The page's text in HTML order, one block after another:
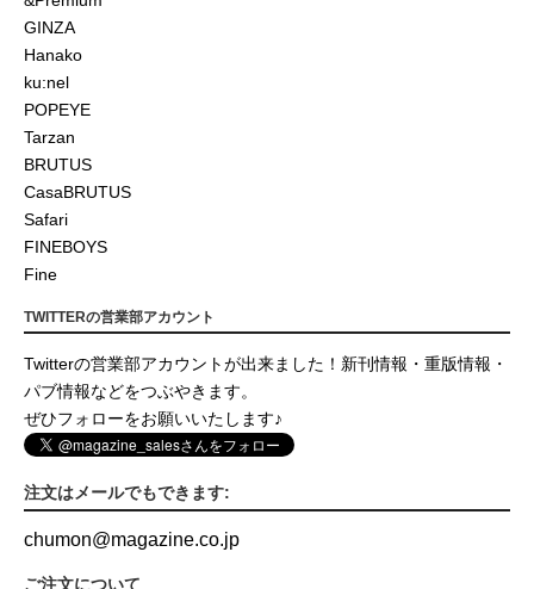
GINZA
Hanako
ku:nel
POPEYE
Tarzan
BRUTUS
CasaBRUTUS
Safari
FINEBOYS
Fine
TWITTERの営業部アカウント
Twitterの営業部アカウントが出来ました！新刊情報・重版情報・
パブ情報などをつぶやきます。
ぜひフォローをお願いいたします♪
注文はメールでもできます:
chumon@magazine.co.jp
ご注文について